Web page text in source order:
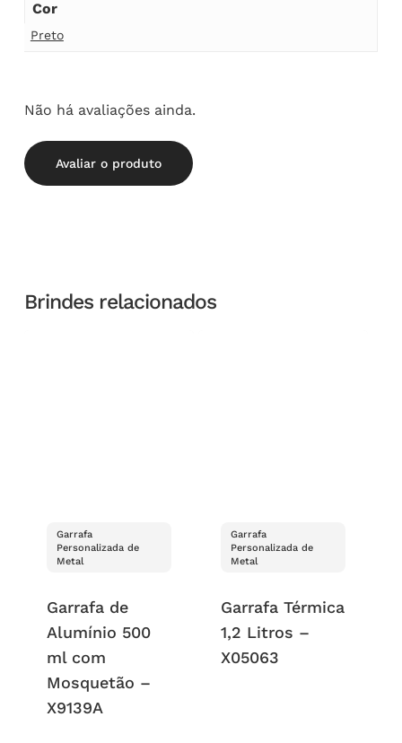
Cor
Preto
Não há avaliações ainda.
Avaliar o produto
Brindes relacionados
Garrafa
Personalizada de
Metal
Garrafa de
Alumínio 500
ml com
Mosquetão –
X9139A
Garrafa
Personalizada de
Metal
Garrafa Térmica
1,2 Litros –
X05063